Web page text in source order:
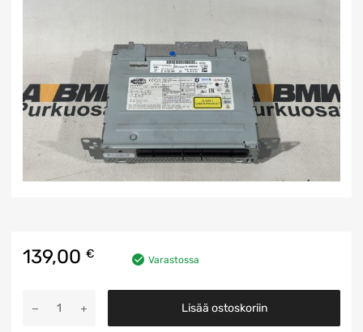
139,00 € Varastossa
määrä
Lisää ostoskoriin